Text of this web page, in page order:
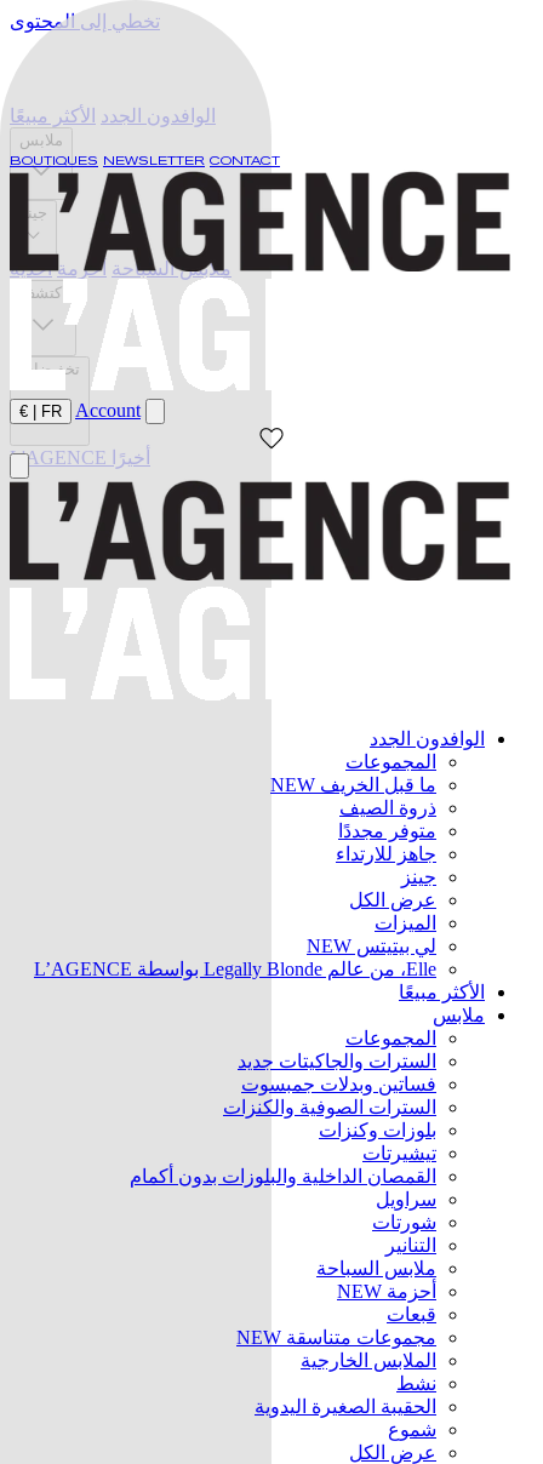
تخطي إلى المحتوى
BOUTIQUES NEWSLETTER CONTACT
FR
€ Account
الوافدون الجدد
المجموعات
ما قبل الخريف NEW
ذروة الصيف
متوفر مجددًا
جاهز للارتداء
جينز
عرض الكل
الميزات
لي بيتيتس NEW
Elle، من عالم Legally Blonde بواسطة L’AGENCE
الأكثر مبيعًا
ملابس
المجموعات
السترات والجاكيتات جديد
فساتين وبدلات جمبسوت
السترات الصوفية والكنزات
بلوزات وكنزات
تيشيرتات
القمصان الداخلية والبلوزات بدون أكمام
سراويل
شورتات
التنانير
ملابس السباحة
أحزمة NEW
قبعات
مجموعات متناسقة NEW
الملابس الخارجية
نشط
الحقيبة الصغيرة اليدوية
شموع
عرض الكل
الوافدون الجدد الأكثر مبيعًا
ملابس
جينز
ملابس السباحة أحزمة أحذية
اكتشف
تخفيضات
L'AGENCE أخيرًا